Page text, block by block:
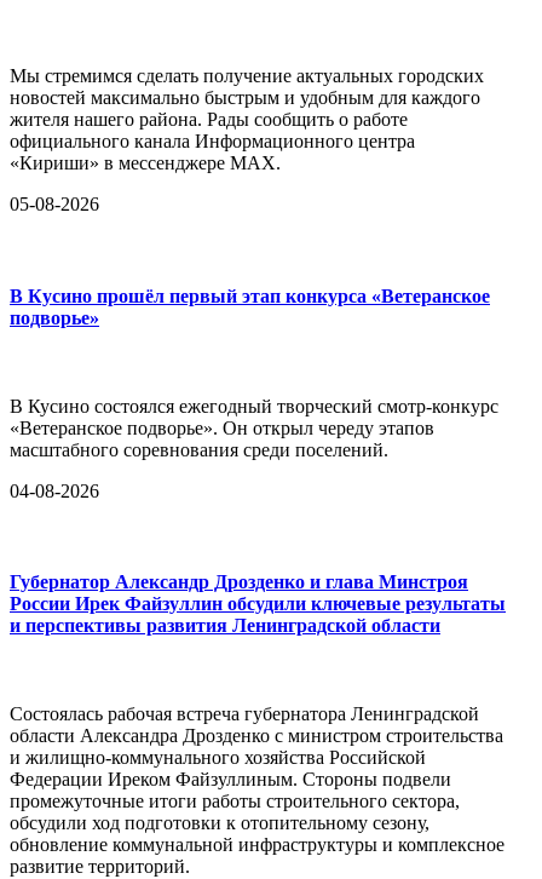
Мы стремимся сделать получение актуальных городских
новостей максимально быстрым и удобным для каждого
жителя нашего района. Рады сообщить о работе
официального канала Информационного центра
«Кириши» в мессенджере MAX.
05-08-2026
В Кусино прошёл первый этап конкурса «Ветеранское
подворье»
В Кусино состоялся ежегодный творческий смотр-конкурс
«Ветеранское подворье». Он открыл череду этапов
масштабного соревнования среди поселений.
04-08-2026
Губернатор Александр Дрозденко и глава Минстроя
России Ирек Файзуллин обсудили ключевые результаты
и перспективы развития Ленинградской области
Состоялась рабочая встреча губернатора Ленинградской
области Александра Дрозденко с министром строительства
и жилищно-коммунального хозяйства Российской
Федерации Иреком Файзуллиным. Стороны подвели
промежуточные итоги работы строительного сектора,
обсудили ход подготовки к отопительному сезону,
обновление коммунальной инфраструктуры и комплексное
развитие территорий.